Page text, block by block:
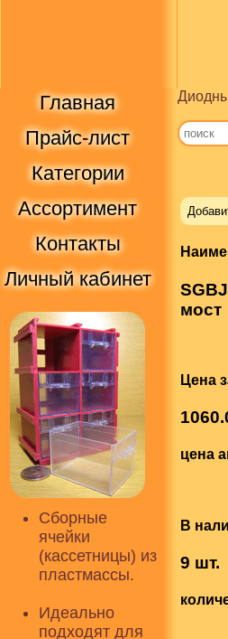
Главная
Прайс-лист
Категории
Ассортимент
Контакты
Личный кабинет
Сборные
ячейки
(кассетницы) из
пластмассы.
Идеально
подходят для
мост
Цена
цена
В
9 шт.